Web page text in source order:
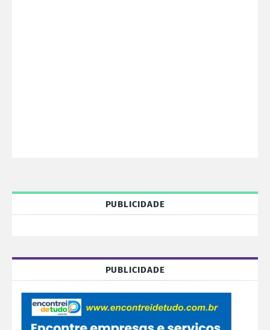
PUBLICIDADE
PUBLICIDADE